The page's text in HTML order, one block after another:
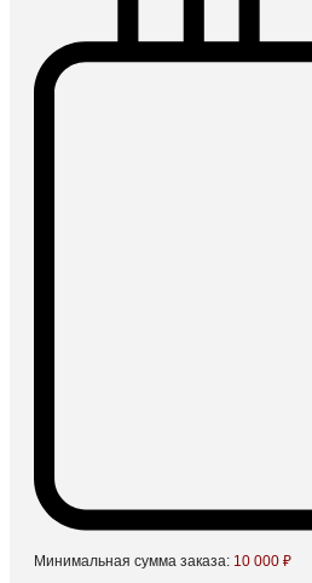
Минимальная сумма заказа: 10 000 ₽